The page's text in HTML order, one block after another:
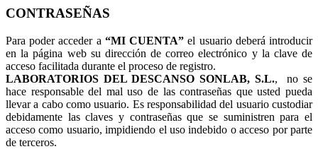
CONTRASEÑAS
Para poder acceder a “MI CUENTA” el usuario deberá introducir
en la página web su dirección de correo electrónico y la clave de
acceso facilitada durante el proceso de registro.
LABORATORIOS DEL DESCANSO SONLAB, S.L., no se
hace responsable del mal uso de las contraseñas que usted pueda
llevar a cabo como usuario. Es responsabilidad del usuario custodiar
debidamente las claves y contraseñas que se suministren para el
acceso como usuario, impidiendo el uso indebido o acceso por parte
de terceros.